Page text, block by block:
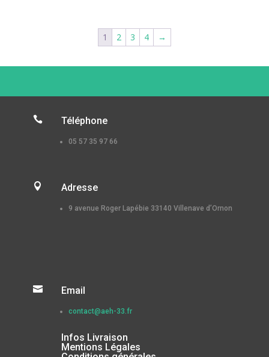
1 2 3 4 →
 Téléphone
05 57 35 97 66
 Adresse
9 avenue Roger Lapébie 33140 Villenave d’Ornon
 Email
contact@aeh-33.fr
Infos Livraison
Mentions Légales